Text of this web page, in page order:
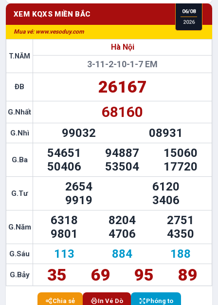
XEM KQXS MIỀN BẮC
Mua vé: www.vesoduy.com
06/08
2026
T.NĂM
Hà Nội
3-11-2-10-1-7 EM
ĐB 26167
G.Nhất 68160
G.Nhì 99032 08931
G.Ba 54651 94887
15060
50406
53504 17720
G.Tư 2654
6120
9919
3406
G.Năm 6318 8204
2751
9801
4706 4350
G.Sáu 113 884 188
G.Bảy 35 69 95 89
Chia sẻ In Vé Dò Phóng to